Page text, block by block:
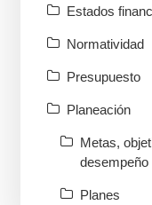
Estados
Normatividad
Presupuesto
Planeación
Metas,
desempeño
Planes